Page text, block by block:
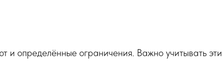
и определённые ограничения. Важно учитывать эти